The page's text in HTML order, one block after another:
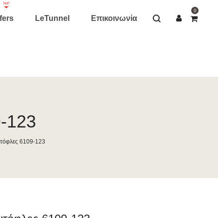
0
hot!
LeTunnel Επικοινωνία
123
6109-123